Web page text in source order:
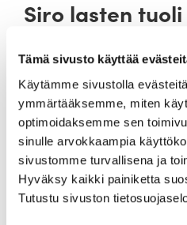
Tämä sivusto käyttää
Käytämme sivustolla
ymmärtääksemme, miten
optimoidaksemme sen
sinulle arvokkaampia
sivustomme turvallisena ja
Hyväksy kaikki painiketta
Tutustu sivuston
Siro lasten tuoli
Uusin tulokkaamme Siro tuoli
mitoituksella! Massiivikoivuinen
niin leikkialueille kuin koulun
huomioitu eri ikäluokat, tuolia
istuinkorkeudella.
Pöytäparina Siro lastenpöytä,
korkeutta saatavilla.